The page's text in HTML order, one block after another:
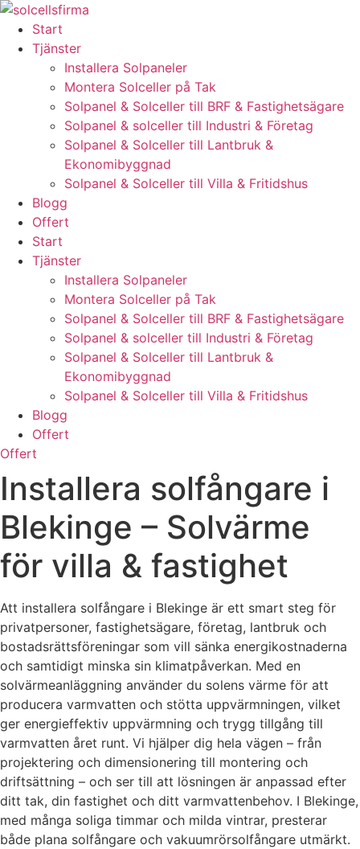
Skip
content
Start
Tjänster
Installera Solpaneler
Montera Solceller på Tak
Solpanel & Solceller till BRF & Fastighetsägare
Solpanel & solceller till Industri & Företag
Solpanel & Solceller till Lantbruk &
Ekonomibyggnad
Solpanel & Solceller till Villa & Fritidshus
Blogg
Offert
Start
Tjänster
Installera Solpaneler
Montera Solceller på Tak
Solpanel & Solceller till BRF & Fastighetsägare
Solpanel & solceller till Industri & Företag
Solpanel & Solceller till Lantbruk &
Ekonomibyggnad
Solpanel & Solceller till Villa & Fritidshus
Blogg
Offert
Offert
Installera solfångare i
Blekinge – Solvärme
för villa & fastighet
Att installera solfångare i Blekinge är ett smart steg för
privatpersoner, fastighetsägare, företag, lantbruk och
bostadsrättsföreningar som vill sänka energikostnaderna
och samtidigt minska sin klimatpåverkan. Med en
solvärmeanläggning använder du solens värme för att
producera varmvatten och stötta uppvärmningen, vilket
ger energieffektiv uppvärmning och trygg tillgång till
varmvatten året runt. Vi hjälper dig hela vägen – från
projektering och dimensionering till montering och
driftsättning – och ser till att lösningen är anpassad efter
ditt tak, din fastighet och ditt varmvattenbehov. I Blekinge,
med många soliga timmar och milda vintrar, presterar
både plana solfångare och vakuumrörsolfångare utmärkt.